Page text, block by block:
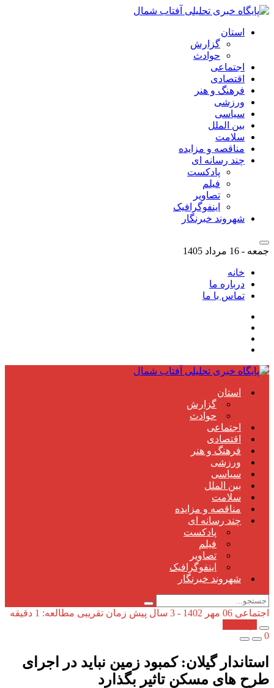
استان
گزارش
حوادث
اجتماعی
اقتصادی
فرهنگ و هنر
ورزشی
سیاسی
بین الملل
سلامت
مناقصه و مزایده
چند رسانه ای
پادکست
فیلم
تصاویر
اینفوگرافیک
شهروند خبرنگار
جمعه - 16 مرداد 1405
خانه
درباره ما
تماس با ما
استان
گزارش
حوادث
اجتماعی
اقتصادی
فرهنگ و هنر
ورزشی
سیاسی
بین الملل
سلامت
مناقصه و مزایده
چند رسانه ای
پادکست
فیلم
تصاویر
اینفوگرافیک
شهروند خبرنگار
اجتماعی 06 مهر 1402 - 3 سال پیش
زمان تقریبی مطالعه: 1 دقیقه
0
استاندار گیلان: کمبود زمین نباید در اجرای
طرح های مسکن تاثیر بگذارد